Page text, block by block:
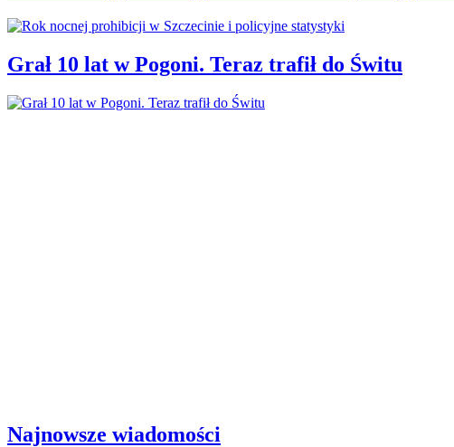
Grał 10 lat w Pogoni. Teraz trafił do Świtu
Najnowsze wiadomości